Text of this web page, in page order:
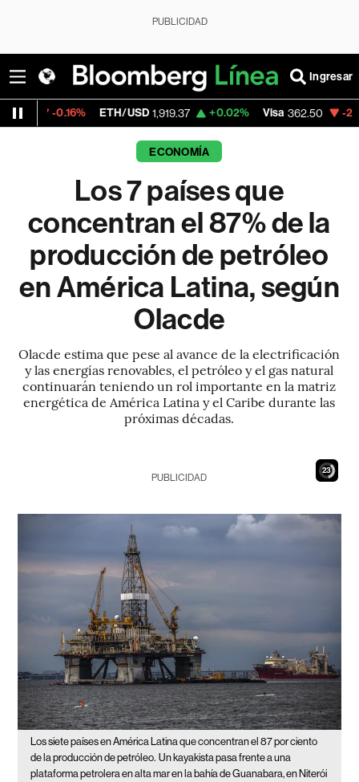
PUBLICIDAD
Ingresar
ETH/USD 1,919.37 +0.02% Visa 362.50 -2.15%
ECONOMÍA
Los 7 países que
concentran el 87% de la
producción de petróleo
en América Latina, según
Olacde
Olacde estima que pese al avance de la electrificación
y las energías renovables, el petróleo y el gas natural
continuarán teniendo un rol importante en la matriz
energética de América Latina y el Caribe durante las
próximas décadas.
21
PUBLICIDAD
Los siete países en América Latina que concentran el 87 por ciento
de la producción de petróleo. Un kayakista pasa frente a una
plataforma petrolera en alta mar en la bahía de Guanabara, en Niterói